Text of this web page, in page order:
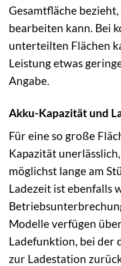
Gesamtfläche
bearbeiten kann. Bei
unterteilten Flächen
Leistung etwas
Angabe.
Akku-Kapazität und
Für eine so große
Kapazität
möglichst lange am
Ladezeit ist ebenfalls
Modelle verfügen
Ladefunktion, bei der
zur Ladestation